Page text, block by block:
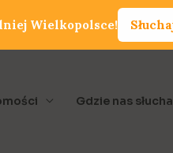
Gdzie nas
Wielkopolsce!